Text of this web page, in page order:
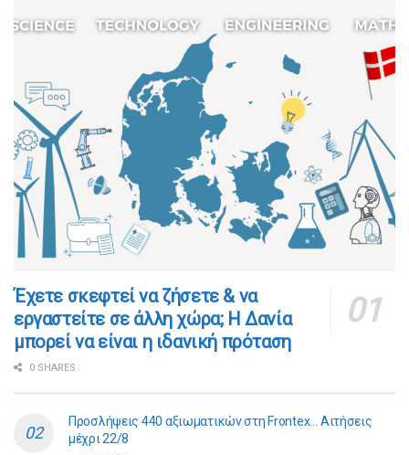
​​Έχετε σκεφτεί να ζήσετε & να
εργαστείτε σε άλλη χώρα; Η Δανία
μπορεί να είναι η ιδανική πρόταση
0 SHARES
Προσλήψεις 440 αξιωματικών στη Frontex… Αιτήσεις
μέχρι 22/8